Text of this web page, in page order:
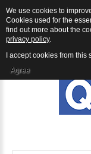
We use cookies to
Cookies used for the
find out more about the
privacy policy.
I accept cookies from this
Agree
QU |